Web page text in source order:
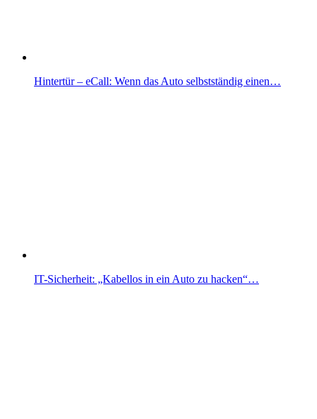
Hintertür – eCall: Wenn das Auto selbstständig einen…
IT-Sicherheit: „Kabellos in ein Auto zu hacken“…